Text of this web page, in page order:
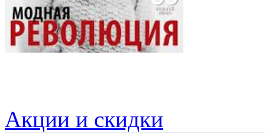
Акции и скидки